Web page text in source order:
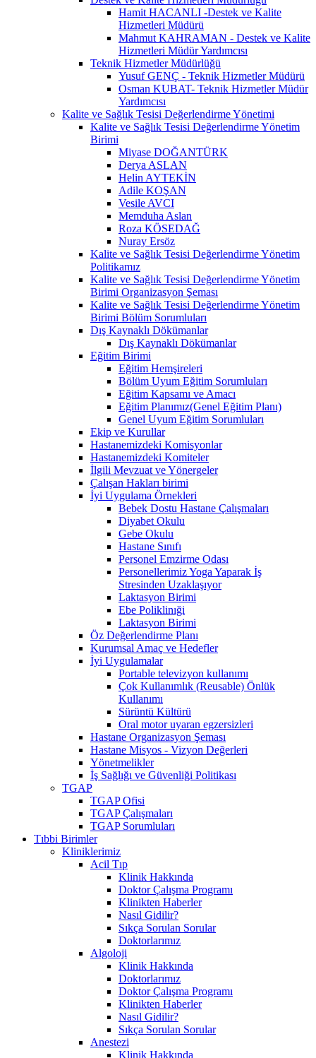
Hamit HACANLI -Destek ve Kalite
Hizmetleri Müdürü
Mahmut KAHRAMAN - Destek ve Kalite
Hizmetleri Müdür Yardımcısı
Teknik Hizmetler Müdürlüğü
Yusuf GENÇ - Teknik Hizmetler Müdürü
Osman KUBAT- Teknik Hizmetler Müdür
Yardımcısı
Kalite ve Sağlık Tesisi Değerlendirme Yönetimi
Kalite ve Sağlık Tesisi Değerlendirme Yönetim
Birimi
Miyase DOĞANTÜRK
Derya ASLAN
Helin AYTEKİN
Adile KOŞAN
Vesile AVCI
Memduha Aslan
Roza KÖSEDAĞ
Nuray Ersöz
Kalite ve Sağlık Tesisi Değerlendirme Yönetim
Politikamız
Kalite ve Sağlık Tesisi Değerlendirme Yönetim
Birimi Organizasyon Şeması
Kalite ve Sağlık Tesisi Değerlendirme Yönetim
Birimi Bölüm Sorumluları
Dış Kaynaklı Dökümanlar
Dış Kaynaklı Dökümanlar
Eğitim Birimi
Eğitim Hemşireleri
Bölüm Uyum Eğitim Sorumluları
Eğitim Kapsamı ve Amacı
Eğitim Planımız(Genel Eğitim Planı)
Genel Uyum Eğitim Sorumluları
Ekip ve Kurullar
Hastanemizdeki Komisyonlar
Hastanemizdeki Komiteler
İlgili Mevzuat ve Yönergeler
Çalışan Hakları birimi
İyi Uygulama Örnekleri
Bebek Dostu Hastane Çalışmaları
Diyabet Okulu
Gebe Okulu
Hastane Sınıfı
Personel Emzirme Odası
Personellerimiz Yoga Yaparak İş
Stresinden Uzaklaşıyor
Laktasyon Birimi
Ebe Poliklinıği
Laktasyon Birimi
Öz Değerlendirme Planı
Kurumsal Amaç ve Hedefler
İyi Uygulamalar
Portable televizyon kullanımı
Çok Kullanımlık (Reusable) Önlük
Kullanımı
Sürüntü Kültürü
Oral motor uyaran egzersizleri
Hastane Organizasyon Şeması
Hastane Misyos - Vizyon Değerleri
Yönetmelikler
İş Sağlığı ve Güvenliği Politikası
TGAP
TGAP Ofisi
TGAP Çalışmaları
TGAP Sorumluları
Tıbbi Birimler
Kliniklerimiz
Acil Tıp
Klinik Hakkında
Doktor Çalışma Programı
Klinikten Haberler
Nasıl Gidilir?
Sıkça Sorulan Sorular
Doktorlarımız
Algoloji
Klinik Hakkında
Doktorlarımız
Doktor Çalışma Programı
Klinikten Haberler
Nasıl Gidilir?
Sıkça Sorulan Sorular
Anestezi
Klinik Hakkında